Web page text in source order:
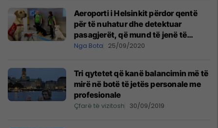
Aeroporti i Helsinkit përdor qentë
për të nuhatur dhe detektuar
pasagjerët, që mund të jenë të
infektuar me coronavirus
Nga Bota 25/09/2020
Tri qytetet që kanë balancimin më të
mirë në botë të jetës personale me
profesionale
Çfarë të vizitosh 30/09/2019